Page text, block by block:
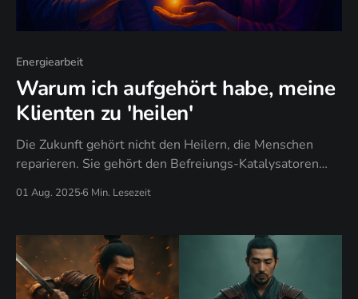
Energiearbeit
Warum ich aufgehört habe, meine
Klienten zu 'heilen'
Die Zukunft gehört nicht den Heilern, die Menschen
reparieren. Sie gehört den Befreiungs-Katalysatoren
erinnern, dass sie niemals kaputt waren.
01 Aug. 2025 6 Min. Lesezeit